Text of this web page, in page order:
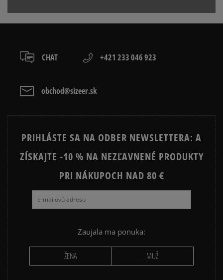
CHAT +421 233 046 923
obchod@sizeer.sk
PRIHLÁSTE SA NA ODBER NEWSLETTERA: A
ZÍSKAJTE -10 % NA NEZĽAVNENÉ PRODUKTY
PRI NÁKUPOCH NAD 80 €
Zaujala ma ponuka:
ŽENA MUŽ